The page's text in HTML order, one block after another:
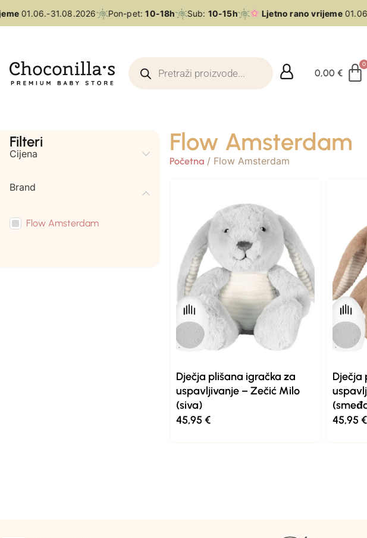
01.06.-31.08.2026 Pon-pet:10-18h Sub:10-15h Ljetno rano vrijeme
0,00€
Filteri
Cijena
Brand
Flow Amsterdam
Flow Amsterdam
Početna/ Flow Amsterdam
Dječja plišana igračka za
uspavljivanje – Zečić Milo
(siva)
45,95 €
Dječja
45,95 €